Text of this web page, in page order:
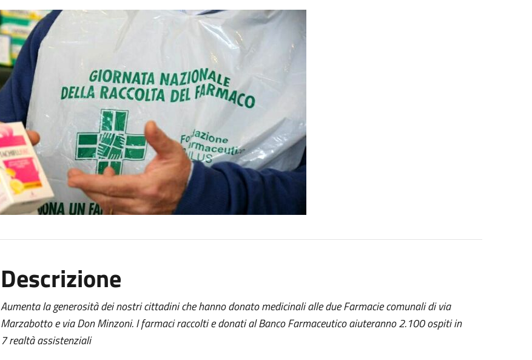
Descrizione
Aumenta la generosità dei nostri cittadini che hanno donato medicinali alle due Farmacie comunali di via
Marzabotto e via Don Minzoni. I farmaci raccolti e donati al Banco Farmaceutico aiuteranno 2.100 ospiti in
7 realtà assistenziali